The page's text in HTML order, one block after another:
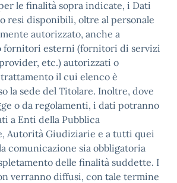
le finalità sopra indicate, i Dati
resi disponibili, oltre al personale
autorizzato, anche a
fornitori esterni (fornitori di servizi
etc.) autorizzati o
il cui elenco è
la sede del Titolare. Inoltre, dove
o da regolamenti, i dati potranno
a Enti della Pubblica
Autorità Giudiziarie e a tutti quei
comunicazione sia obbligatoria
delle finalità suddette. I
verranno diffusi, con tale termine